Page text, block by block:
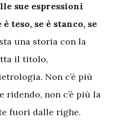
sue espressioni
teso, se è stanco, se
una storia con la
il titolo,
Non c’è più
ridendo, non c’è più la
fuori dalle righe.